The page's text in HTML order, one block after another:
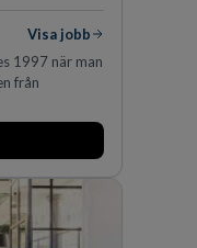
Visa jobb
1997 när man
från
dess har
antal
av Volvo
på 20